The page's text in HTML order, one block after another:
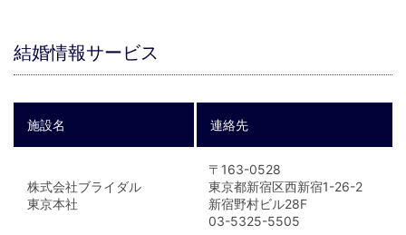
結婚情報サービス
施設名 連絡先
株式会社ブライダル
東京本社
〒163-0528
東京都新宿区西新宿1-26-2
新宿野村ビル28F
03-5325-5505